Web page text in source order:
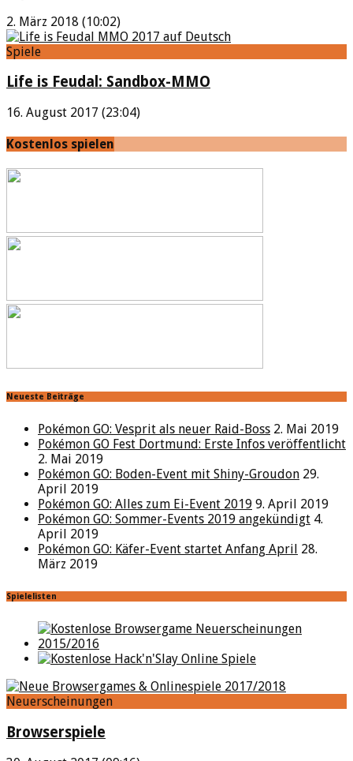
2. März 2018 (10:02)
Spiele
Life is Feudal: Sandbox-MMO
16. August 2017 (23:04)
Kostenlos spielen
Neueste Beiträge
Pokémon GO: Vesprit als neuer Raid-Boss 2. Mai 2019
Pokémon GO Fest Dortmund: Erste Infos veröffentlicht
2. Mai 2019
Pokémon GO: Boden-Event mit Shiny-Groudon 29.
April 2019
Pokémon GO: Alles zum Ei-Event 2019 9. April 2019
Pokémon GO: Sommer-Events 2019 angekündigt 4.
April 2019
Pokémon GO: Käfer-Event startet Anfang April 28.
März 2019
Spielelisten
Neuerscheinungen
Browserspiele